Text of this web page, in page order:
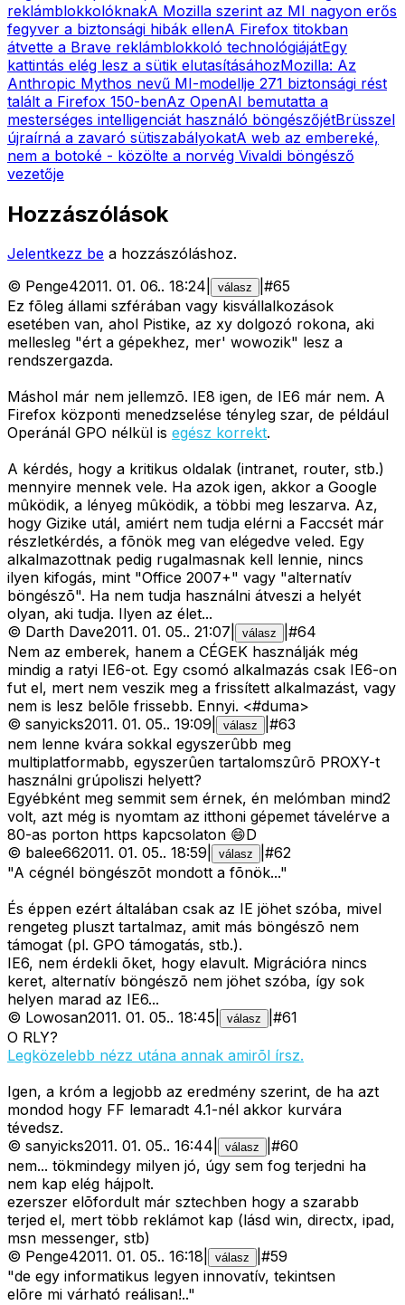
reklámblokkolóknakA Mozilla szerint az MI nagyon erős
fegyver a biztonsági hibák ellenA Firefox titokban
átvette a Brave reklámblokkoló technológiájátEgy
kattintás elég lesz a sütik elutasításáhozMozilla: Az
Anthropic Mythos nevű MI-modellje 271 biztonsági rést
talált a Firefox 150-benAz OpenAI bemutatta a
mesterséges intelligenciát használó böngészőjétBrüsszel
újraírná a zavaró sütiszabályokatA web az embereké,
nem a botoké - közölte a norvég Vivaldi böngésző
vezetője
Hozzászólások
Jelentkezz be a hozzászóláshoz.
© Penge42011. 01. 06.. 18:24 válasz #65
Ez fõleg állami szférában vagy kisvállalkozások
esetében van, ahol Pistike, az xy dolgozó rokona, aki
mellesleg "ért a gépekhez, mer' wowozik" lesz a
rendszergazda.
Máshol már nem jellemzõ. IE8 igen, de IE6 már nem. A
Firefox központi menedzselése tényleg szar, de például
Operánál GPO nélkül is egész korrekt.
A kérdés, hogy a kritikus oldalak (intranet, router, stb.)
mennyire mennek vele. Ha azok igen, akkor a Google
mûködik, a lényeg mûködik, a többi meg leszarva. Az,
hogy Gizike utál, amiért nem tudja elérni a Faccsét már
részletkérdés, a fõnök meg van elégedve veled. Egy
alkalmazottnak pedig rugalmasnak kell lennie, nincs
ilyen kifogás, mint "Office 2007+" vagy "alternatív
böngészõ". Ha nem tudja használni átveszi a helyét
olyan, aki tudja. Ilyen az élet...
© Darth Dave2011. 01. 05.. 21:07 válasz #64
Nem az emberek, hanem a CÉGEK használják még
mindig a ratyi IE6-ot. Egy csomó alkalmazás csak IE6-on
fut el, mert nem veszik meg a frissített alkalmazást, vagy
nem is lesz belõle frissebb. Ennyi. <#duma>
© sanyicks2011. 01. 05.. 19:09 válasz #63
nem lenne kvára sokkal egyszerûbb meg
multiplatformabb, egyszerûen tartalomszûrõ PROXY-t
használni grúpoliszi helyett?
Egyébként meg semmit sem érnek, én melómban mind2
volt, azt még is nyomtam az itthoni gépemet távelérve a
80-as porton https kapcsolaton 😄D
© balee662011. 01. 05.. 18:59 válasz #62
"A cégnél böngészõt mondott a fõnök..."
És éppen ezért általában csak az IE jöhet szóba, mivel
rengeteg pluszt tartalmaz, amit más böngészõ nem
támogat (pl. GPO támogatás, stb.).
IE6, nem érdekli õket, hogy elavult. Migrációra nincs
keret, alternatív böngészõ nem jöhet szóba, így sok
helyen marad az IE6...
© Lowosan2011. 01. 05.. 18:45 válasz #61
O RLY?
Legközelebb nézz utána annak amirõl írsz.
Igen, a króm a legjobb az eredmény szerint, de ha azt
mondod hogy FF lemaradt 4.1-nél akkor kurvára
tévedsz.
© sanyicks2011. 01. 05.. 16:44 válasz #60
nem... tökmindegy milyen jó, úgy sem fog terjedni ha
nem kap elég hájpolt.
ezerszer elõfordult már sztechben hogy a szarabb
terjed el, mert több reklámot kap (lásd win, directx, ipad,
msn messenger, stb)
© Penge42011. 01. 05.. 16:18 válasz #59
"de egy informatikus legyen innovatív, tekintsen
elõre mi várható reálisan!.."